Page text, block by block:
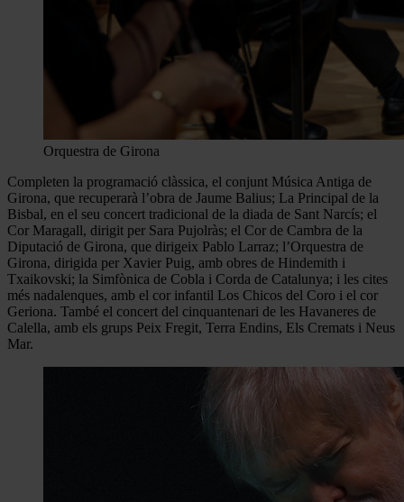
Orquestra de Girona
Completen la programació clàssica, el conjunt Música Antiga de
Girona, que recuperarà l’obra de Jaume Balius; La Principal de la
Bisbal, en el seu concert tradicional de la diada de Sant Narcís; el
Cor Maragall, dirigit per Sara Pujolràs; el Cor de Cambra de la
Diputació de Girona, que dirigeix Pablo Larraz; l’Orquestra de
Girona, dirigida per Xavier Puig, amb obres de Hindemith i
Txaikovski; la Simfònica de Cobla i Corda de Catalunya; i les cites
més nadalenques, amb el cor infantil Los Chicos del Coro i el cor
Geriona. També el concert del cinquantenari de les Havaneres de
Calella, amb els grups Peix Fregit, Terra Endins, Els Cremats i Neus
Mar.